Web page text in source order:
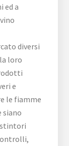
ed a
diversi
loro
e
le fiamme
siano